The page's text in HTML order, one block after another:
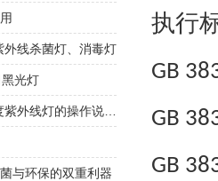
执行
GB
GB
GB
外线杀菌灯、消毒灯
光灯
与环保的双重利器